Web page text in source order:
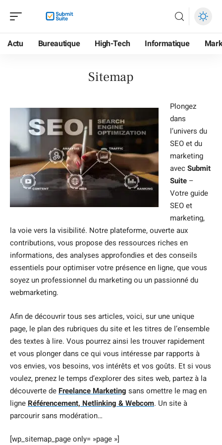
Actu Bureautique High-Tech Informatique
Sitemap
Plongez
dans
l’univers du
SEO et du
marketing
avecSubmit
Suite–
Votre guide
SEO et
marketing,
la voie vers la visibilité. Notre plateforme, ouverte aux
contributions, vous propose des ressources riches en
informations, des analyses approfondies et des conseils
essentiels pour optimiser votre présence en ligne, que vous
soyez un professionnel du marketing ou un passionné du
webmarketing.
Afin de découvrir tous ses articles, voici, sur une unique
page, le plan des rubriques du site et les titres de l’ensemble
des textes à lire. Vous pourrez ainsi les trouver rapidement
et vous plonger dans ce qui vous intéresse par rapports à
vos envies, vos besoins, vos intérêts et vos goûts. Et si vous
voulez, prenez le temps d’explorer des sites web, partez à la
découverte de Freelance Marketing sans omettre le mag en
ligne Référencement, Netlinking & Webcom. Un site à
parcourir sans modération…
[wp_sitemap_page only= »page »]